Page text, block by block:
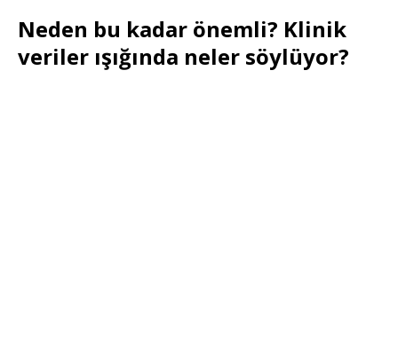
Neden bu kadar önemli? Klinik
veriler ışığında neler söylüyor?